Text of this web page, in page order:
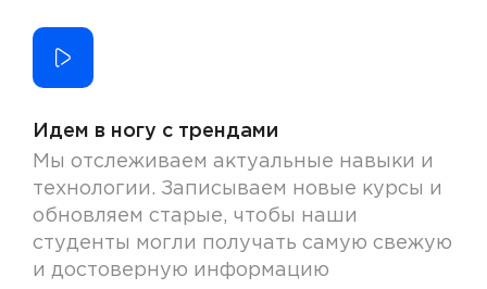
Идем в ногу с трендами
Мы отслеживаем актуальные навыки и
технологии. Записываем новые курсы и
обновляем старые, чтобы наши
студенты могли получать самую свежую
и достоверную информацию